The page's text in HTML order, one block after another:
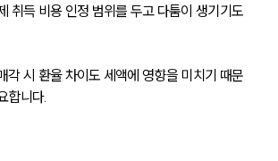
취득 비용 인정 범위를 두고 다툼이 생기기도
각 시 환율 차이도 세액에 영향을 미치기 때문
합니다.